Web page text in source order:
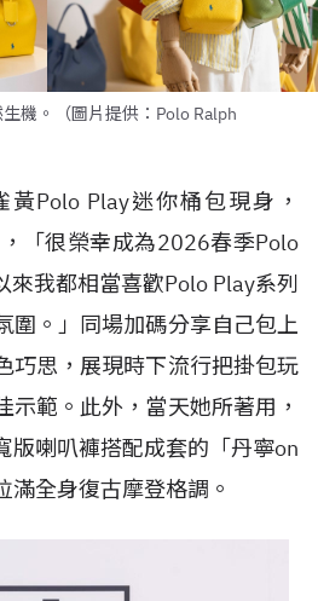
機。（圖片提供：Polo Ralph
Polo Play迷你桶包現身，
「很榮幸成為2026春季Polo
來我都相當喜歡Polo Play系列
圍。」同場加碼分享自己包上
巧思，展現時下流行把掛包玩
示範。此外，當天她所著用，
版喇叭褲搭配成套的「丹寧on
全身復古摩登格調。